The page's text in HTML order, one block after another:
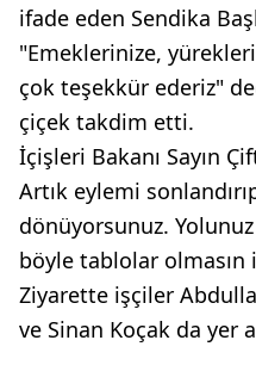
ifade eden Sendika
"Emeklerinize,
çok teşekkür ederiz"
çiçek takdim etti.
İçişleri Bakanı Sayın
Artık eylemi
dönüyorsunuz.
böyle tablolar olmasın
Ziyarette işçiler
ve Sinan Koçak da yer